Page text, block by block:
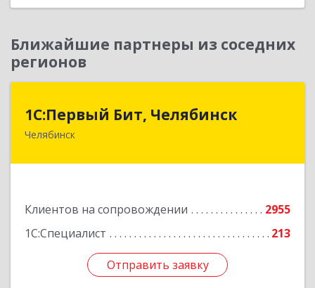
Ближайшие партнеры из соседних
регионов
1С:Первый Бит, Челябинск
Челябинск
Клиентов на сопровождении
2955
1С:Специалист
213
Отправить заявку
1С:Первый Бит, Челябинск
Отправить заявку